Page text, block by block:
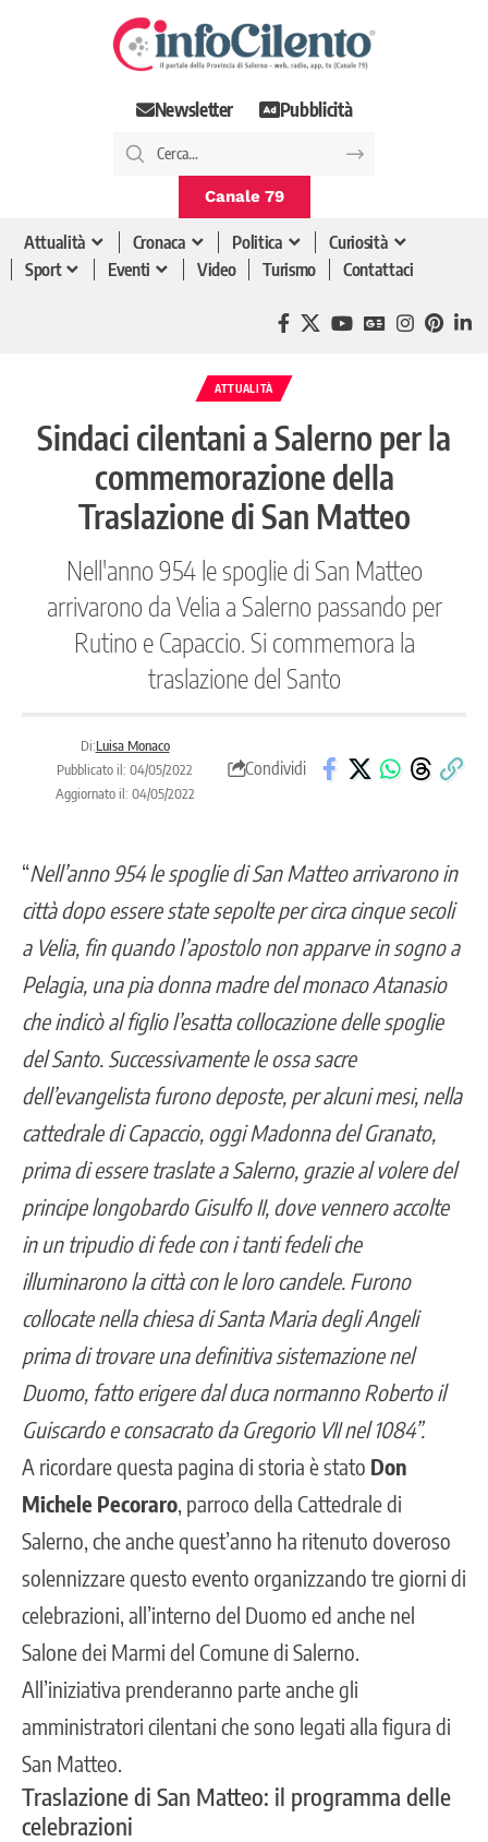
Newsletter Pubblicità
Canale 79
Attualità Cronaca Politica
Curiosità
Sport
Eventi Video Turismo Contattaci
ATTUALITÀ
Sindaci cilentani a Salerno per la
commemorazione della
Traslazione di San Matteo
Nell'anno 954 le spoglie di San Matteo
arrivarono da Velia a Salerno passando per
Rutino e Capaccio. Si commemora la
traslazione del Santo
Di:Luisa Monaco
Pubblicato il: 04/05/2022
Aggiornato il: 04/05/2022
Condividi
“Nell’anno 954 le spoglie di San Matteo arrivarono in
città dopo essere state sepolte per circa cinque secoli
a Velia, fin quando l’apostolo non apparve in sogno a
Pelagia, una pia donna madre del monaco Atanasio
che indicò al figlio l’esatta collocazione delle spoglie
del Santo. Successivamente le ossa sacre
dell’evangelista furono deposte, per alcuni mesi, nella
cattedrale di Capaccio, oggi Madonna del Granato,
prima di essere traslate a Salerno, grazie al volere del
principe longobardo Gisulfo II, dove vennero accolte
in un tripudio di fede con i tanti fedeli che
illuminarono la città con le loro candele. Furono
collocate nella chiesa di Santa Maria degli Angeli
prima di trovare una definitiva sistemazione nel
Duomo, fatto erigere dal duca normanno Roberto il
Guiscardo e consacrato da Gregorio VII nel 1084”.
A ricordare questa pagina di storia è stato Don
Michele Pecoraro , parroco della Cattedrale di
Salerno, che anche quest’anno ha ritenuto doveroso
solennizzare questo evento organizzando tre giorni di
celebrazioni, all’interno del Duomo ed anche nel
Salone dei Marmi del Comune di Salerno.
All’iniziativa prenderanno parte anche gli
amministratori cilentani che sono legati alla figura di
San Matteo.
Traslazione di San Matteo: il programma delle
celebrazioni